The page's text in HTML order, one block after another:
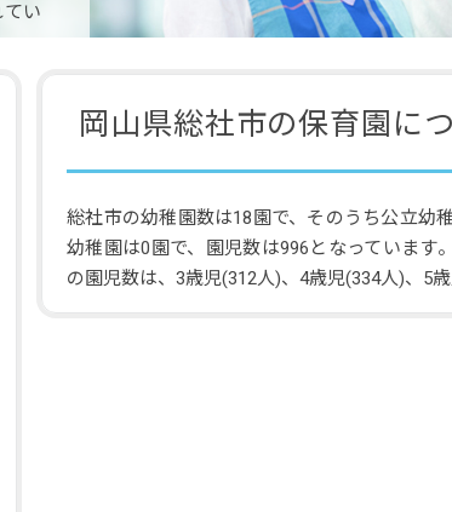
い
岡山県総社市の保育園に
総社市の幼稚園数は18園で、そのうち公立幼
幼稚園は0園で、園児数は996となっています
の園児数は、3歳児(312人)、4歳児(334人)、5歳